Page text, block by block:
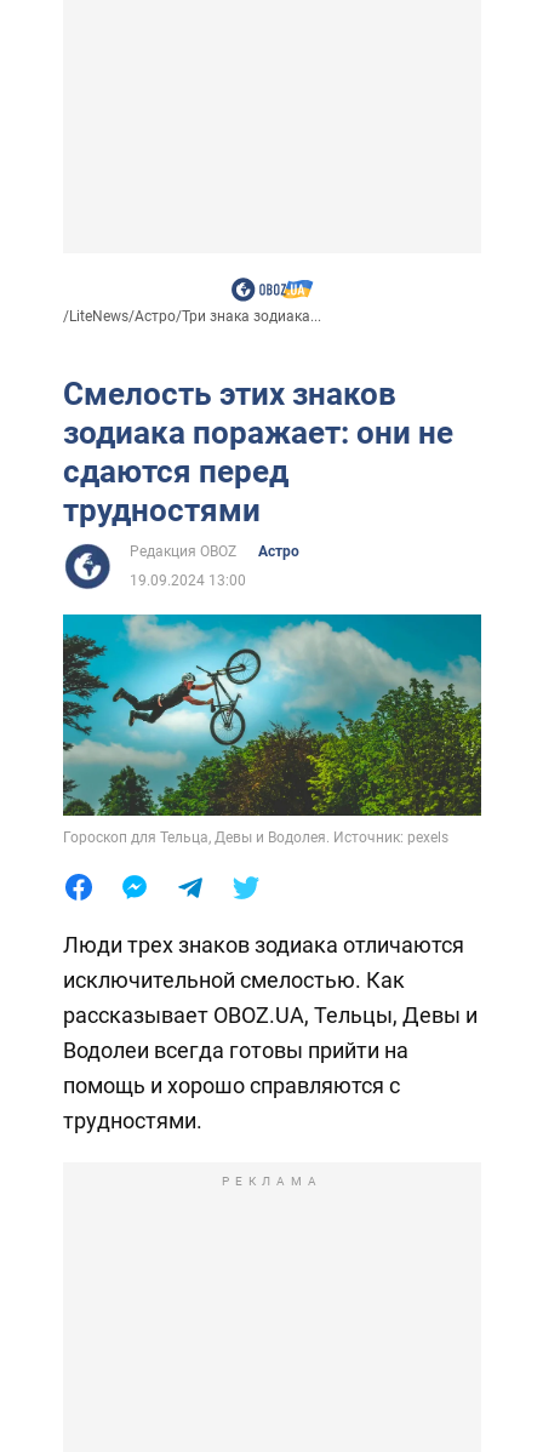
/LiteNews/Астро/Три знака зодиака...
Смелость этих знаков
зодиака поражает: они не
сдаются перед
трудностями
Редакция OBOZ
Астро
19.09.2024 13:00
Гороскоп для Тельца, Девы и Водолея. Источник: pexels
Люди трех знаков зодиака отличаются
исключительной смелостью. Как
рассказывает OBOZ.UA, Тельцы, Девы и
Водолеи всегда готовы прийти на
помощь и хорошо справляются с
трудностями.
РЕКЛАМА